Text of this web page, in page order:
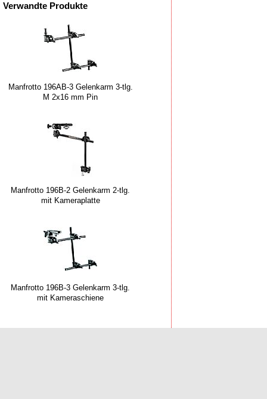
Verwandte Produkte
Manfrotto 196AB-3 Gelenkarm 3-tlg.
M 2x16 mm Pin
Manfrotto 196B-2 Gelenkarm 2-tlg.
mit Kameraplatte
Manfrotto 196B-3 Gelenkarm 3-tlg.
mit Kameraschiene